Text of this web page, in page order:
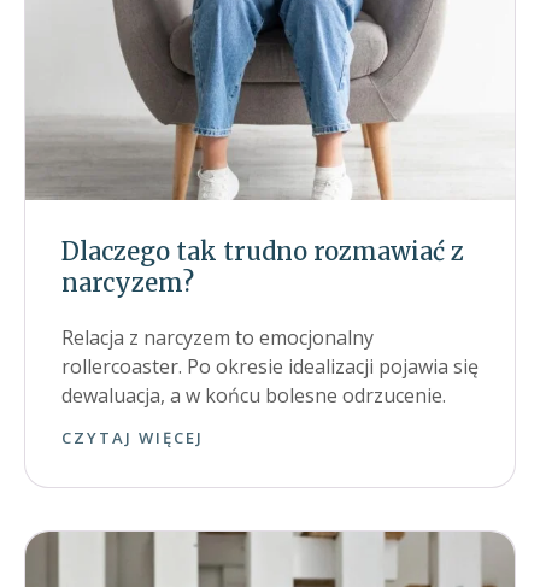
Dlaczego tak trudno rozmawiać z
narcyzem?
Relacja z narcyzem to emocjonalny
rollercoaster. Po okresie idealizacji pojawia się
dewaluacja, a w końcu bolesne odrzucenie.
CZYTAJ WIĘCEJ